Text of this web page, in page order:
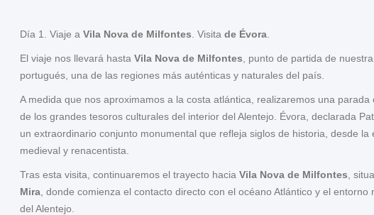
Día 1. Viaje a Vila Nova de Milfontes . Visita de Évora
El viaje nos llevará hasta Vila Nova de Milfontes , punto de partida de
portugués, una de las regiones más auténticas y naturales del país.
A medida que nos aproximamos a la costa atlántica, realizaremos una parada
de los grandes tesoros culturales del interior del Alentejo. Évora, declarada
un extraordinario conjunto monumental que refleja siglos de historia, desde
medieval y renacentista.
Tras esta visita, continuaremos el trayecto hacia Vila Nova de Milfontes ,
Mira , donde comienza el contacto directo con el océano Atlántico y el
del Alentejo.